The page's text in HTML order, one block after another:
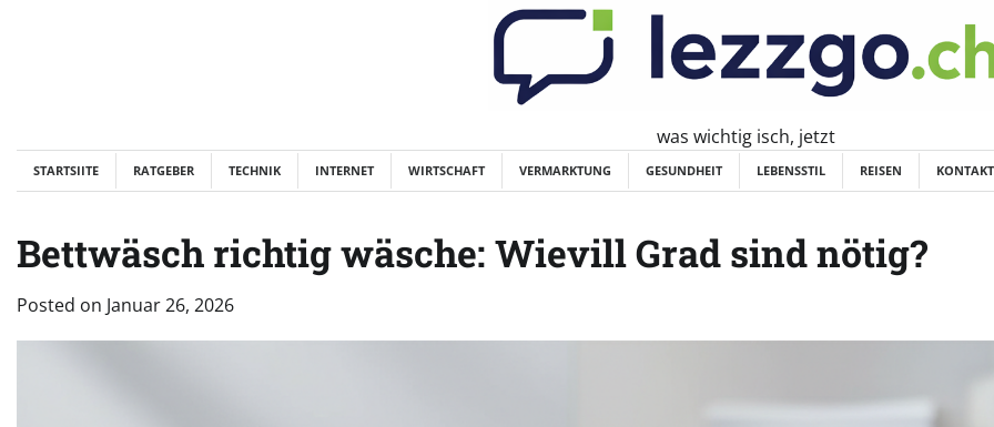
was wichtig isch, jetzt
STARTSIITE RATGEBER TECHNIK INTERNET WIRTSCHAFT VERMARKTUNG GESUNDHEIT LEBENSSTIL REISEN
Bettwäsch richtig wäsche: Wievill Grad sind nötig?
Posted on Januar 26, 2026